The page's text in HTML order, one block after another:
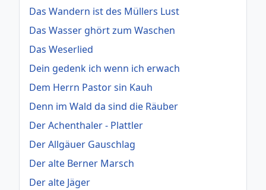
Das Wandern ist des Müllers Lust
Das Wasser ghört zum Waschen
Das Weserlied
Dein gedenk ich wenn ich erwach
Dem Herrn Pastor sin Kauh
Denn im Wald da sind die Räuber
Der Achenthaler - Plattler
Der Allgäuer Gauschlag
Der alte Berner Marsch
Der alte Jäger